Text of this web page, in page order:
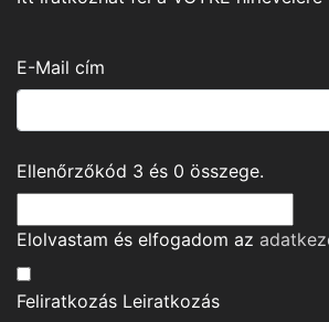
E-Mail cím
Ellenőrzőkód 3 és 0 összege.
Elolvastam és elfogadom az
Feliratkozás Leiratkozás